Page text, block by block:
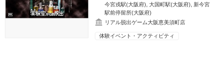
今宮戎駅(大阪府) ,大国町駅(大阪府)
新今宮
駅前停留所(大阪府)
リアル脱出ゲーム大阪恵美須町店
体験イベント・アクティビティ